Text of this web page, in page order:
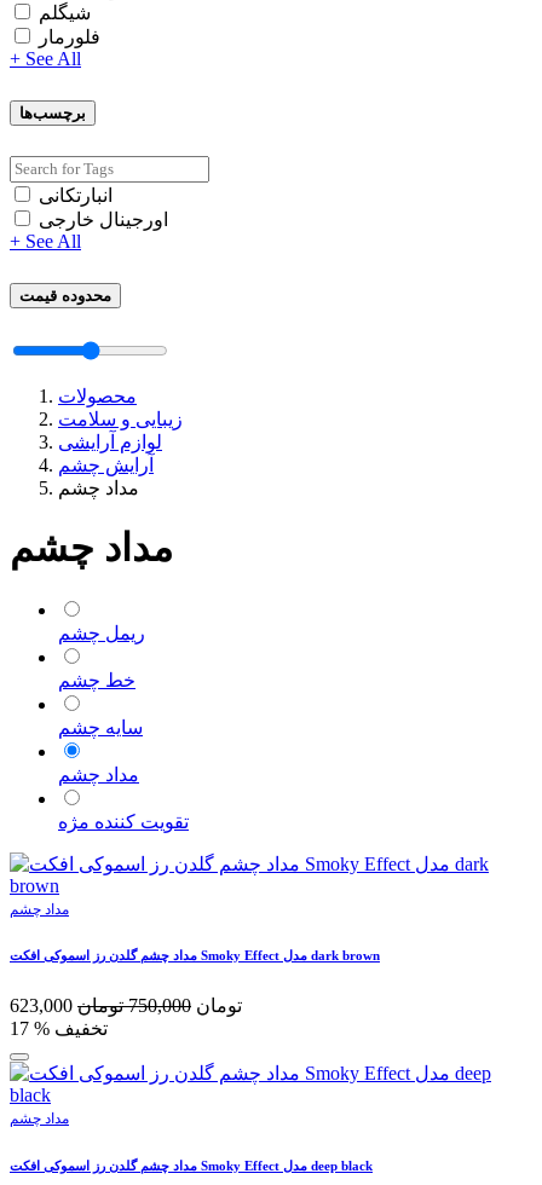
شیگلم
فلورمار
+ See All
برچسب‌ها
انبارتکانی
اورجینال خارجی
+ See All
محدوده قیمت
محصولات
زیبایی و سلامت
لوازم آرایشی
آرایش چشم
مداد چشم
مداد چشم
ریمل چشم
خط چشم
سایه چشم
مداد چشم
تقویت کننده مژه
مداد چشم
مداد چشم گلدن رز اسموکی افکت Smoky Effect مدل dark brown
623,000 تومان 750,000تومان
17
% تخفیف
مداد چشم
مداد چشم گلدن رز اسموکی افکت Smoky Effect مدل deep black